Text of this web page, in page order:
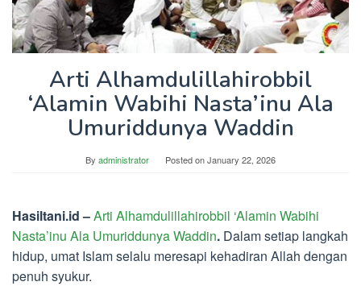
Arti Alhamdulillahirobbil
‘Alamin Wabihi Nasta’inu Ala
Umuriddunya Waddin
By administrator Posted onJanuary 22, 2026
Hasiltani.id –Arti Alhamdulillahirobbil ‘Alamin Wabihi
Nasta’inu Ala Umuriddunya Waddin. Dalam setiap langkah
hidup, umat Islam selalu meresapi kehadiran Allah dengan
penuh syukur.